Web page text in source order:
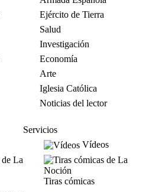
Ejército de Tierra
Salud
Investigación
Economía
Arte
Iglesia Católica
Noticias del lector
Servicios
Vídeos
Tiras cómicas